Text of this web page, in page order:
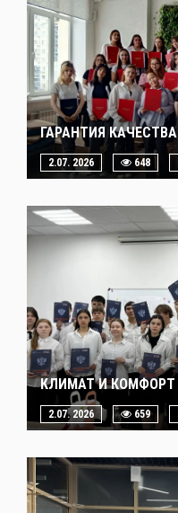
ГАРАНТИЯ КАЧЕСТВА
2.07. 2026 648
КЛИМАТ И КОМФОРТ
2.07. 2026 659